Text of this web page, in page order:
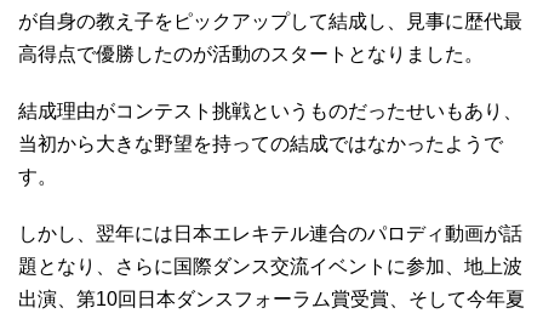
が自身の教え子をピックアップして結成し、見事に歴代最
高得点で優勝したのが活動のスタートとなりました。
結成理由がコンテスト挑戦というものだったせいもあり、
当初から大きな野望を持っての結成ではなかったようで
す。
しかし、翌年には日本エレキテル連合のパロディ動画が話
題となり、さらに国際ダンス交流イベントに参加、地上波
出演、第10回日本ダンスフォーラム賞受賞、そして今年夏